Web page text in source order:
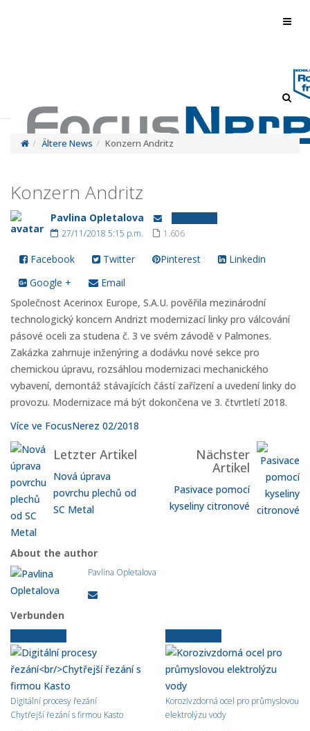
Ältere News Konzern Andritz
Konzern Andritz
Pavlina Opletalova
27/11/2018 5:15 p.m.
1.606
Facebook Twitter Pinterest
Linkedin
Google +
Email
Společnost Acerinox Europe, S.A.U. pověřila mezinárodní
technologický koncern Andrizt modernizací linky pro válcování
pásové oceli za studena č. 3 ve svém závodě v Palmones.
Zakázka zahrnuje inženýring a dodávku nové sekce pro
chemickou úpravu, rozsáhlou modernizaci mechanického
vybavení, demontáž stávajících částí zařízení a uvedení linky do
provozu. Modernizace má být dokončena ve 3. čtvrtletí 2018.
Více ve FocusNerez 02/2018
Letzter Artikel
Nová úprava
povrchu plechů od
SC Metal
Nächster
Artikel
Pasivace pomocí
kyseliny citronové
About the author
Pavlina Opletalova
Verbunden
Digitální procesy řezání
Chytřejší řezání s firmou Kasto
Korozivzdorná ocel pro průmyslovou
elektrolýzu vody